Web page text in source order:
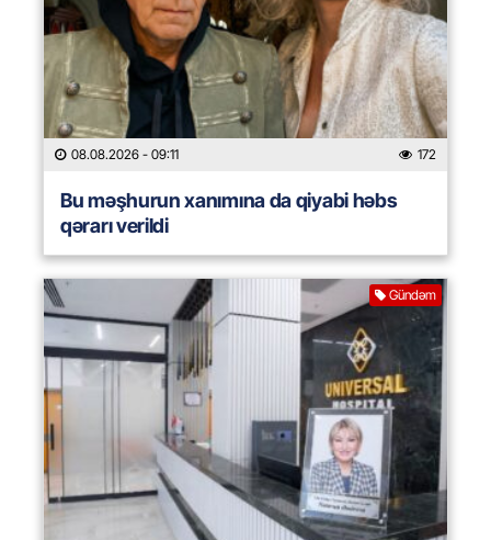
08.08.2026 - 09:11 172
Bu məşhurun xanımına da qiyabi həbs
qərarı verildi
Gündəm